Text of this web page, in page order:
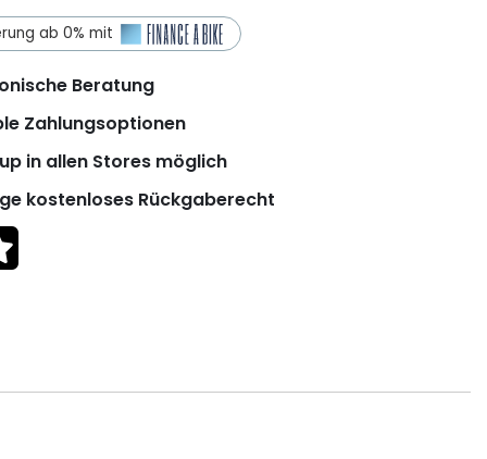
ab 0% mit
Beratung
Zahlungsoptionen
in allen Stores möglich
kostenloses Rückgaberecht